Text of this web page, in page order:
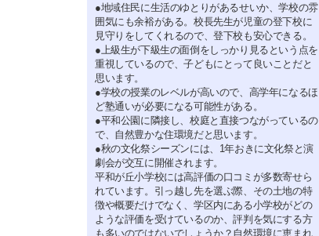
●地域住民に生活のゆとりがあるせいか、学校の雰
囲気にも余裕がある。校長先生が児童の登下校に
見守りをしてくれるので、登下校も安心できる。
●上級生が下級生の面倒をしっかり見るという点を
重視しているので、子どもにとって良いことだと
思います。
●学校の授業のレベルが高いので、高学年になるほ
ど塾通いが必要になる可能性がある。
●平和公園に隣接し、校庭と直接つながっているの
で、自然豊かな住環境だと思います。
●秋の文化祭シーズンには、1年おきに文化祭と演
劇会が交互に開催されます。
平和が丘小学校には高評価の口コミが多数寄せら
れています。引っ越し先を選ぶ際、その土地の特
徴や概要だけでなく、学区内にある小学校がどの
ような評価を受けているのか、評判を気にする方
も多いのではないでしょうか？自然環境に恵まれ